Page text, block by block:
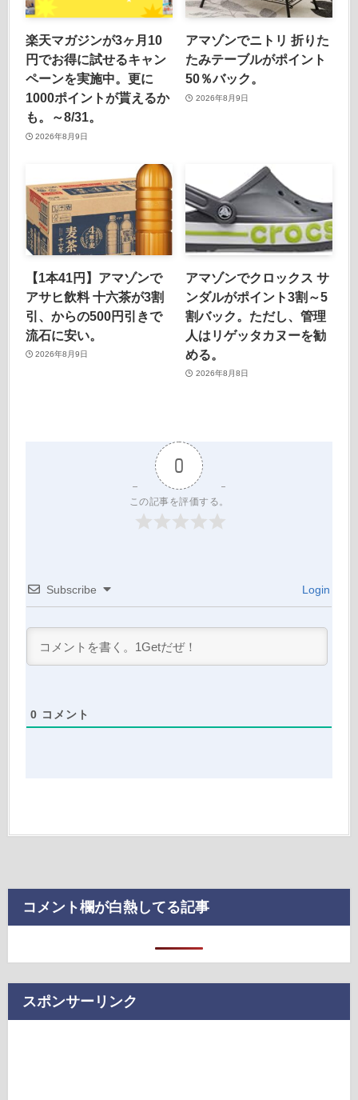
楽天マガジンが3ヶ月10
円でお得に試せるキャン
ペーンを実施中。更に
1000ポイントが貰えるか
も。～8/31。
2026年8月9日
アマゾンでニトリ 折りた
たみテーブルがポイント
50％バック。
2026年8月9日
【1本41円】アマゾンで
アサヒ飲料 十六茶が3割
引、からの500円引きで
流石に安い。
2026年8月9日
アマゾンでクロックス サ
ンダルがポイント3割～5
割バック。ただし、管理
人はリゲッタカヌーを勧
める。
2026年8月8日
0
この記事を評価する。
Subscribe Login
0 コメント
コメント欄が白熱してる記事
スポンサーリンク